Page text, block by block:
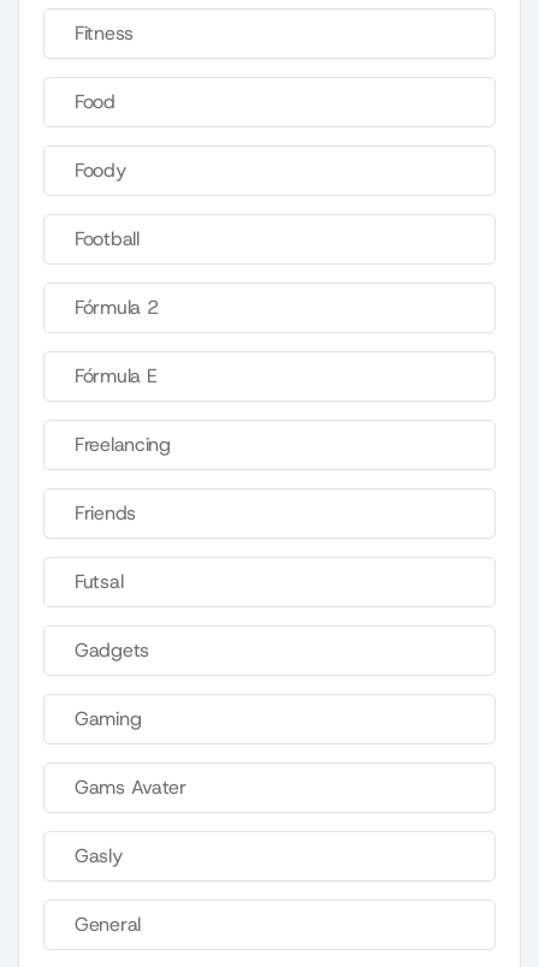
Fitness
Food
Foody
Football
Fórmula 2
Fórmula E
Freelancing
Friends
Futsal
Gadgets
Gaming
Gams Avater
Gasly
General